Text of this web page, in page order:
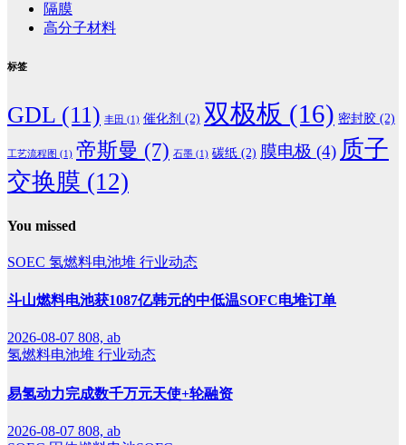
隔膜
高分子材料
标签
GDL (11) 丰田 (1) 催化剂 (2) 双极板 (16) 密封胶 (2)
工艺流程图 (1) 帝斯曼 (7) 石墨 (1) 碳纸 (2) 膜电极 (4) 质子
交换膜 (12)
You missed
SOEC 氢燃料电池堆 行业动态
斗山燃料电池获1087亿韩元的中低温SOFC电堆订单
2026-08-07 808, ab
氢燃料电池堆 行业动态
易氢动力完成数千万元天使+轮融资
2026-08-07 808, ab